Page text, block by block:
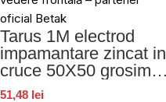
Tarus 1M electrod
impamantare zincat in
cruce 50X50 grosime
3mm 511
51,48 lei